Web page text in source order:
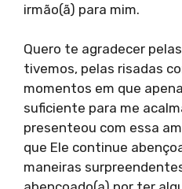
irmão(ã) para mim.
Quero te agradecer
tivemos, pelas risadas
momentos em que
suficiente para me
presenteou com essa
que Ele continue
maneiras